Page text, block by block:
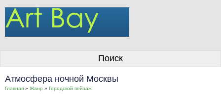
Информация для покупателей
Поиск
Атмосфера ночной Москвы
Главная » Жанр » Городской пейзаж